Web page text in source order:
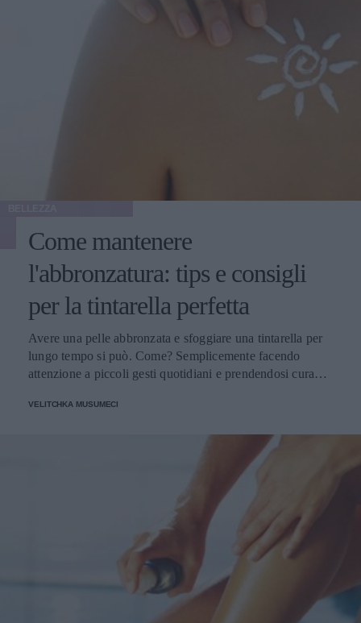
Come mantenere
l'abbronzatura: tips e consigli
per la tintarella perfetta
Avere una pelle abbronzata e sfoggiare una tintarella per
lungo tempo si può. Come? Semplicemente facendo
attenzione a piccoli gesti quotidiani e prendendosi cura
VELITCHKA MUSUMECI